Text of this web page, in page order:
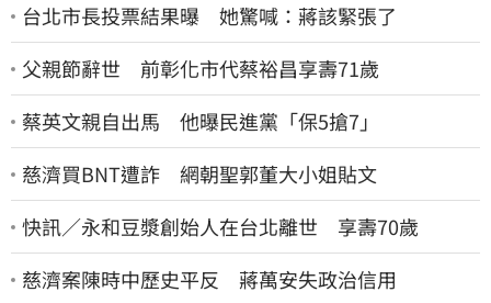
台北市長投票結果曝 她驚喊：蔣該緊張了
父親節辭世 前彰化市代蔡裕昌享壽71歲
蔡英文親自出馬 他曝民進黨「保5搶7」
慈濟買BNT遭詐 網朝聖郭董大小姐貼文
快訊／永和豆漿創始人在台北離世 享壽70歲
慈濟案陳時中歷史平反 蔣萬安失政治信用